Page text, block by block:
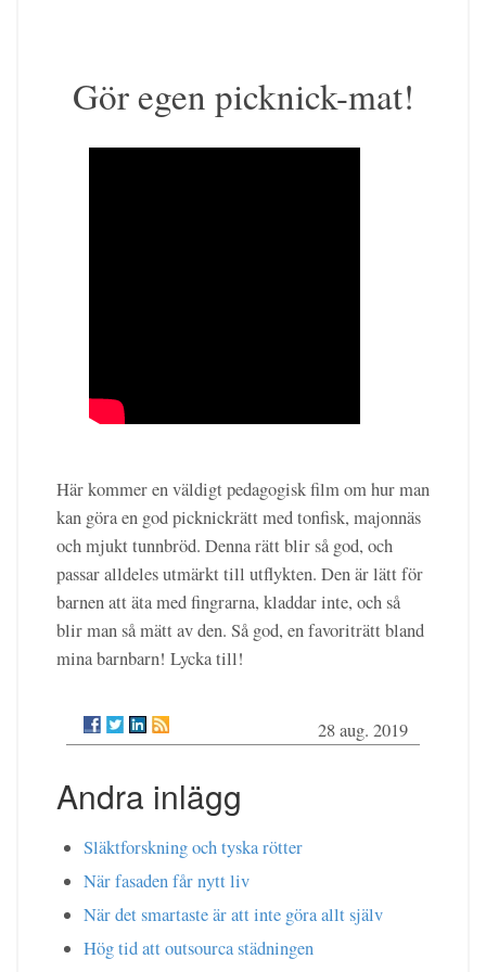
Gör egen picknick-mat!
Här kommer en väldigt pedagogisk film om hur man
kan göra en god picknickrätt med tonfisk, majonnäs
och mjukt tunnbröd. Denna rätt blir så god, och
passar alldeles utmärkt till utflykten. Den är lätt för
barnen att äta med fingrarna, kladdar inte, och så
blir man så mätt av den. Så god, en favoriträtt bland
mina barnbarn! Lycka till!
28 aug. 2019
Andra inlägg
Släktforskning och tyska rötter
När fasaden får nytt liv
När det smartaste är att inte göra allt själv
Hög tid att outsourca städningen